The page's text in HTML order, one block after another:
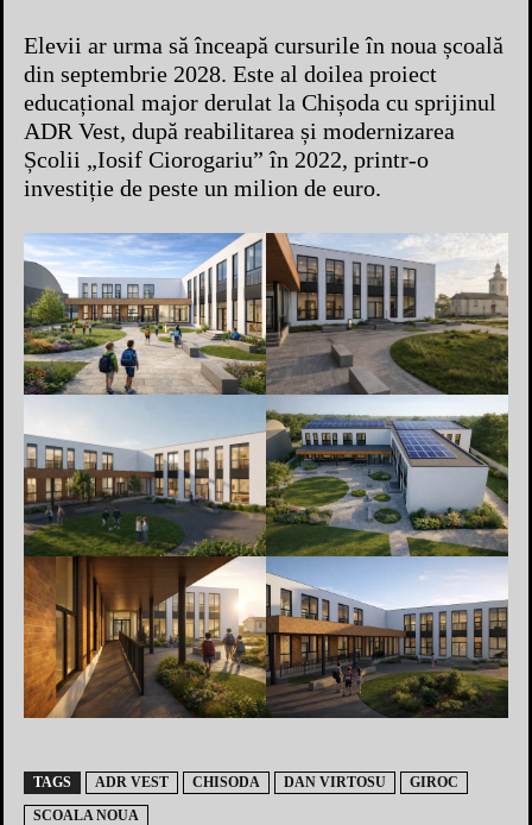
Elevii ar urma să înceapă cursurile în noua școală
din septembrie 2028. Este al doilea proiect
educațional major derulat la Chișoda cu sprijinul
ADR Vest, după reabilitarea și modernizarea
Școlii „Iosif Ciorogariu” în 2022, printr-o
investiție de peste un milion de euro.
TAGS ADR VEST CHISODA DAN VIRTOSU
GIROC
SCOALA NOUA